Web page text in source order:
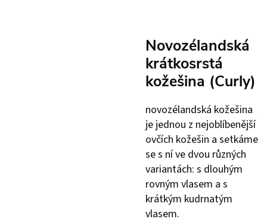
Novozélandská
krátkosrstá
kožešina (Curly)
novozélandská kožešina
je jednou z nejoblíbenější
ovčích kožešin a setkáme
se s ní ve dvou různých
variantách: s dlouhým
rovným vlasem a s
krátkým kudrnatým
vlasem.